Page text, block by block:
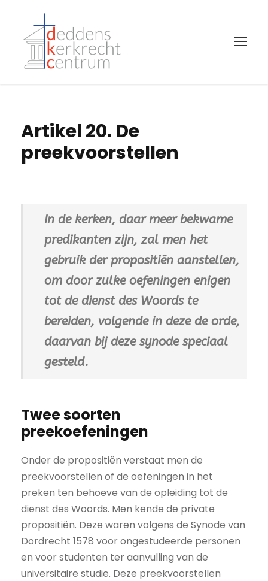
Artikel 20. De
preekvoorstellen
In de kerken, daar meer bekwame
predikanten zijn, zal men het
gebruik der propositiën aanstellen,
om door zulke oefeningen enigen
tot de dienst des Woords te
bereiden, volgende in deze de orde,
daarvan bij deze synode speciaal
gesteld.
Twee soorten
preekoefeningen
Onder de propositiën verstaat men de
preekvoorstellen of de oefeningen in het
preken ten behoeve van de opleiding tot de
dienst des Woords. Men kende de private
propositiën. Deze waren volgens de Synode van
Dordrecht 1578 voor ongestudeerde personen
en voor studenten ter aanvulling van de
universitaire studie. Deze preekvoorstellen